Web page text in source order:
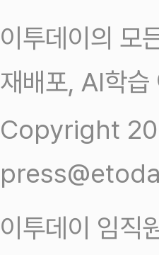
이투데이의 모
재배포, AI학습
Copyright
이투데이 임직